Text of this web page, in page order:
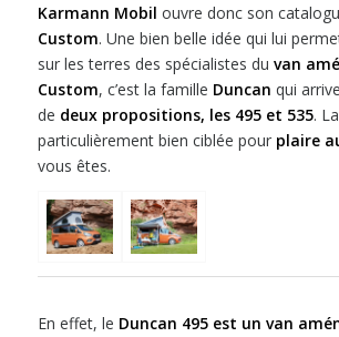
Karmann Mobil ouvre donc son
Custom. Une bien belle idée qui lui
sur les terres des spécialistes du van
Custom, c’est la famille Duncan qui
de deux propositions, les 495 et 535.
particulièrement bien ciblée pour plaire
vous êtes.
En effet, le Duncan 495 est un van